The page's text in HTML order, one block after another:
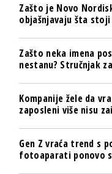
Zašto je Novo
objašnjavaju šta
Zašto neka imena
nestanu? Stručnjak
Kompanije žele da
zaposleni više nisu
Gen Z vraća trend s
fotoaparati ponovo